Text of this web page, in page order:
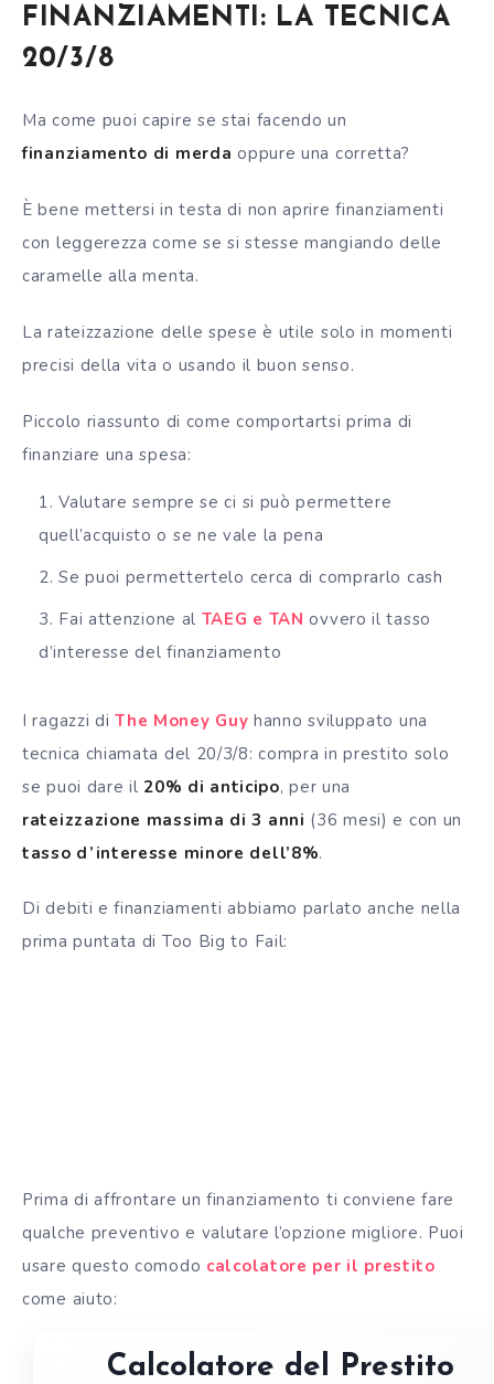
FINANZIAMENTI: LA TECNICA
20/3/8
Ma come puoi capire se stai facendo un
finanziamento di merda oppure una corretta?
È bene mettersi in testa di non aprire finanziamenti
con leggerezza come se si stesse mangiando delle
caramelle alla menta.
La rateizzazione delle spese è utile solo in momenti
precisi della vita o usando il buon senso.
Piccolo riassunto di come comportartsi prima di
finanziare una spesa:
Valutare sempre se ci si può permettere
quell’acquisto o se ne vale la pena
Se puoi permettertelo cerca di comprarlo cash
Fai attenzione al TAEG e TAN ovvero il tasso
d’interesse del finanziamento
I ragazzi diThe Money Guy hanno sviluppato una
tecnica chiamata del 20/3/8: compra in prestito solo
se puoi dare il 20% di anticipo, per una
rateizzazione massima di 3 anni (36 mesi) e con un
tasso d’interesse minore dell’8%.
Di debiti e finanziamenti abbiamo parlato anche nella
prima puntata di Too Big to Fail:
Prima di affrontare un finanziamento ti conviene fare
qualche preventivo e valutare l’opzione migliore. Puoi
usare questo comodo calcolatore per il prestito
come aiuto:
Calcolatore del Prestito